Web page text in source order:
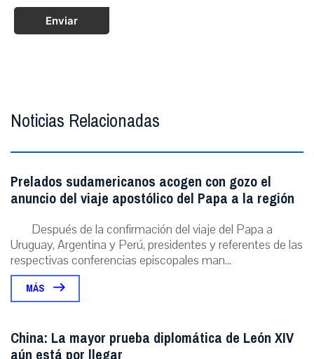
Enviar
Noticias Relacionadas
Prelados sudamericanos acogen con gozo el
anuncio del viaje apostólico del Papa a la región
Después de la confirmación del viaje del Papa a
Uruguay, Argentina y Perú, presidentes y referentes de las
respectivas conferencias episcopales man...
MÁS
China: La mayor prueba diplomática de León XIV